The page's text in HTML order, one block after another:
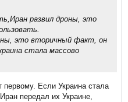
развил дроны, это
это вторичный факт, он
стала массово
первому. Если Украина стала
передал их Украине,